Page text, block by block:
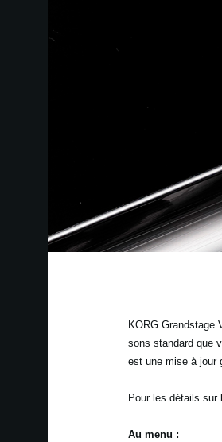
KORG Grandstage
sons standard que
est une mise à jour
Pour les détails sur
Au menu :